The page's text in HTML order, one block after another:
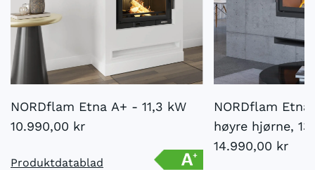
NORDflam Etna A+ - 11,3 kW
10.990,00 kr
Produktdatablad
NORDflam
høyre hjørne, 13
14.990,00 kr